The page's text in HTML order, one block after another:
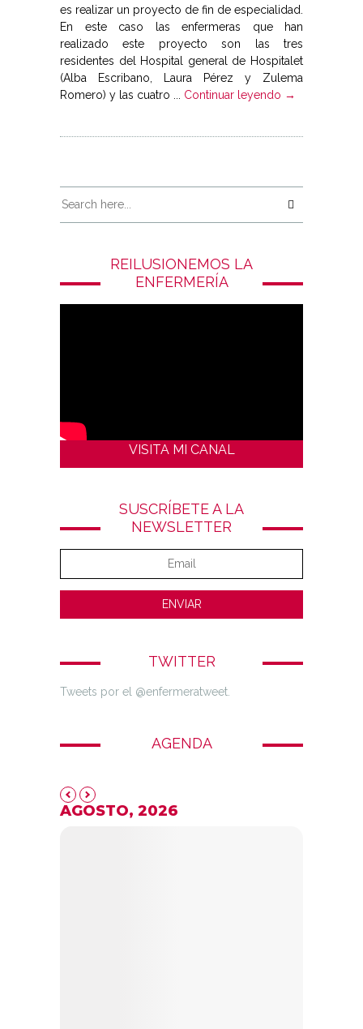
es realizar un proyecto de fin de especialidad.
En este caso las enfermeras que han
realizado este proyecto son las tres
residentes del Hospital general de Hospitalet
(Alba Escribano, Laura Pérez y Zulema
Romero) y las cuatro ... Continuar leyendo →
REILUSIONEMOS LA
ENFERMERÍA
VISITA MI CANAL
SUSCRÍBETE A LA
NEWSLETTER
TWITTER
Tweets por el @enfermeratweet.
AGENDA
AGOSTO, 2026